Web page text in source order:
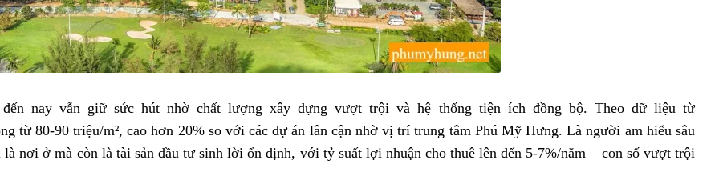
nay vẫn giữ sức hút nhờ chất lượng xây dựng vượt trội và hệ thống tiện ích đồng bộ. Theo dữ liệu từ
từ 80-90 triệu/m², cao hơn 20% so với các dự án lân cận nhờ vị trí trung tâm Phú Mỹ Hưng. Là người am hiểu sâu
nơi ở mà còn là tài sản đầu tư sinh lời ổn định, với tỷ suất lợi nhuận cho thuê lên đến 5-7%/năm – con số vượt trội